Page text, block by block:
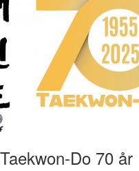
Taekwon-Do 70 år